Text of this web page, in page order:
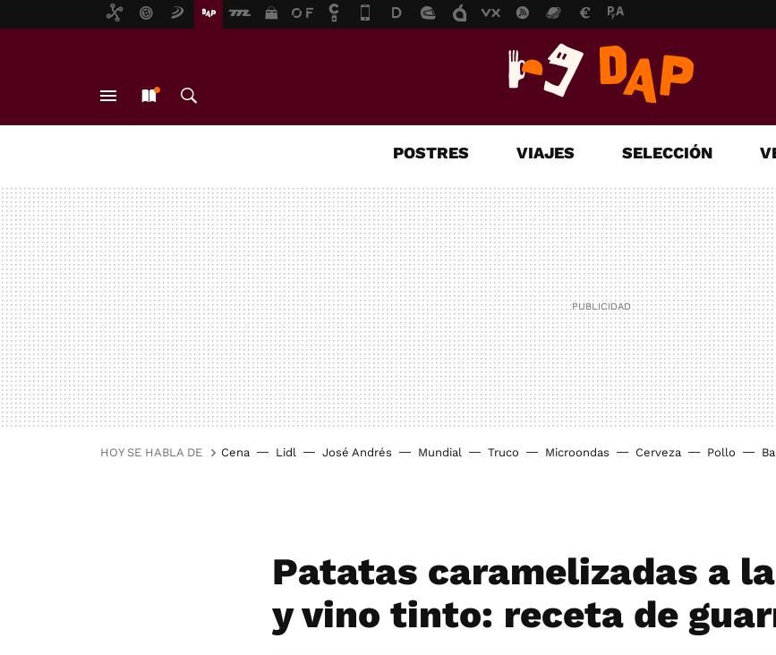
POSTRES VIAJES SELECCIÓN
HOY SE HABLA DE Cena Lidl José Andrés Mundial Truco Microondas Cerveza Pollo
Patatas caramelizadas a
y vino tinto: receta de